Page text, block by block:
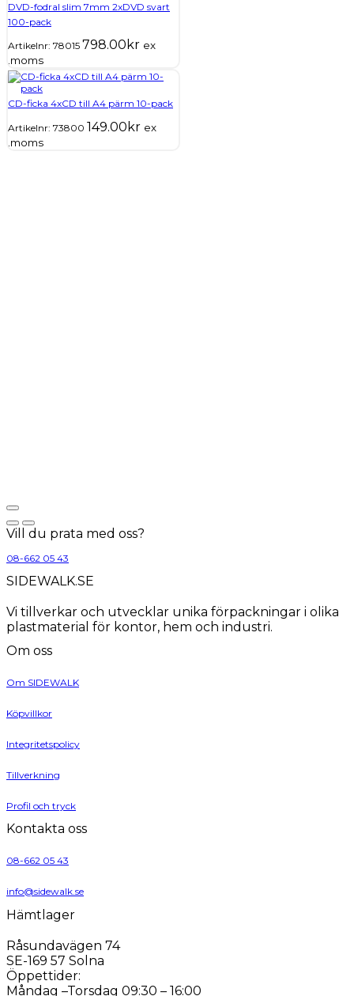
DVD-fodral slim 7mm 2xDVD svart
100-pack
Artikelnr: 78015 798.00 kr ex
.moms
CD-ficka 4xCD till A4 pärm 10-pack
Artikelnr: 73800 149.00 kr ex
.moms
Vill du prata med oss?
08-662 05 43
SIDEWALK.SE
Vi tillverkar och utvecklar unika förpackningar i olika
plastmaterial för kontor, hem och industri.
Om oss
Om SIDEWALK
Köpvillkor
Integritetspolicy
Tillverkning
Profil och tryck
Kontakta oss
08-662 05 43
info@sidewalk.se
Hämtlager
Råsundavägen 74
SE-169 57 Solna
Öppettider:
Måndag –Torsdag 09:30 – 16:00